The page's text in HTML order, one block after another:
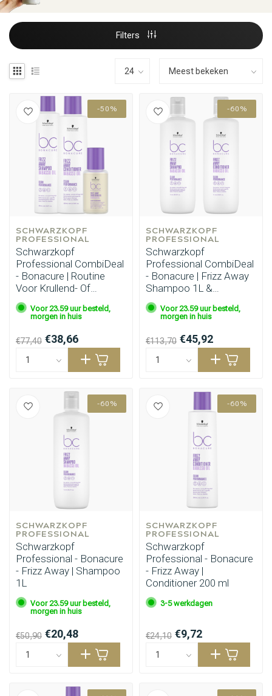
Filters
-50%
SCHWARZKOPF
PROFESSIONAL
Schwarzkopf
Professional CombiDeal
- Bonacure | Routine
Voor Krullend- Of
Pluizend Haar
Voor 23.59 uur besteld,
morgen in huis
€77,40 €38,66
-60%
SCHWARZKOPF
PROFESSIONAL
Schwarzkopf
Professional CombiDeal
- Bonacure | Frizz Away
Shampoo 1L &
Conditioner 1L
Voor 23.59 uur besteld,
morgen in huis
€113,70 €45,92
-60%
SCHWARZKOPF
PROFESSIONAL
Schwarzkopf
Professional - Bonacure
- Frizz Away | Shampoo
1L
Voor 23.59 uur besteld,
morgen in huis
€50,90 €20,48
-60%
SCHWARZKOPF
PROFESSIONAL
Schwarzkopf
Professional - Bonacure
- Frizz Away |
Conditioner 200 ml
3-5 werkdagen
€24,10 €9,72